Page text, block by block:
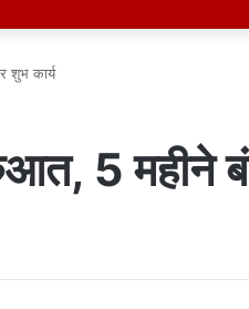
शुभ कार्य
5 महीने